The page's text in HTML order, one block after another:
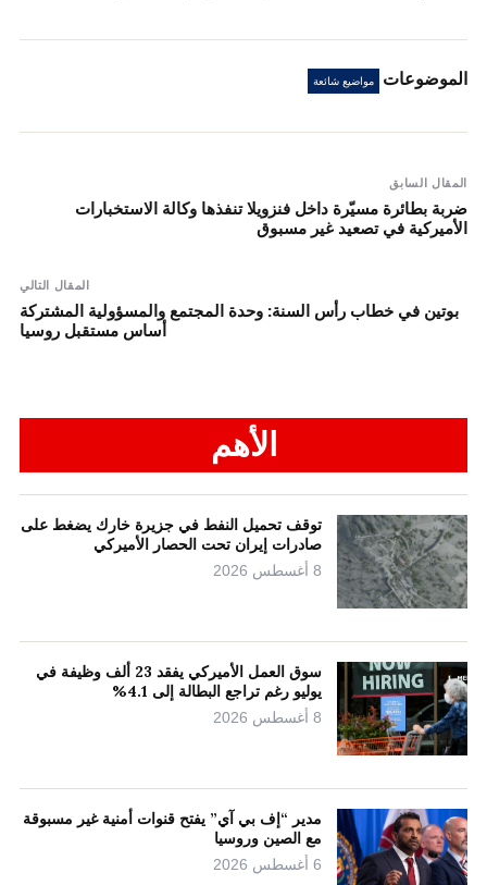
الموضوعات مواضيع شائعة
المقال السابق
ضربة بطائرة مسيّرة داخل فنزويلا تنفذها وكالة الاستخبارات
الأميركية في تصعيد غير مسبوق
المقال التالي
بوتين في خطاب رأس السنة: وحدة المجتمع والمسؤولية المشتركة
أساس مستقبل روسيا
الأهم
توقف تحميل النفط في جزيرة خارك يضغط على
صادرات إيران تحت الحصار الأميركي
8 أغسطس 2026
سوق العمل الأميركي يفقد 23 ألف وظيفة في
يوليو رغم تراجع البطالة إلى 4.1%
8 أغسطس 2026
مدير “إف بي آي” يفتح قنوات أمنية غير مسبوقة
مع الصين وروسيا
6 أغسطس 2026